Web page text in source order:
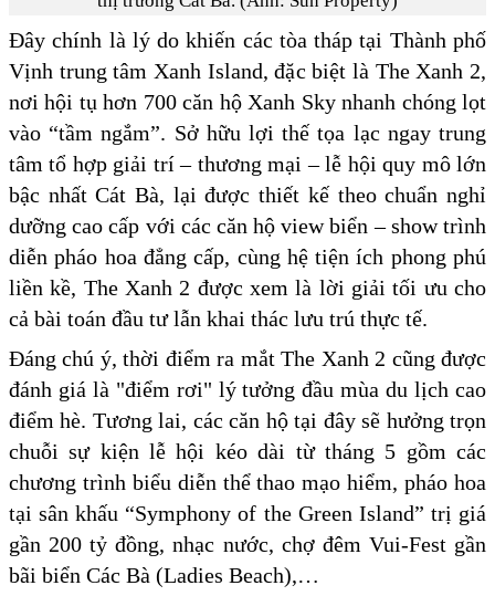
Đây chính là lý do khiến các tòa tháp tại Thành phố
Vịnh trung tâm Xanh Island, đặc biệt là The Xanh 2,
nơi hội tụ hơn 700 căn hộ Xanh Sky nhanh chóng lọt
vào “tầm ngắm”. Sở hữu lợi thế tọa lạc ngay trung
tâm tổ hợp giải trí – thương mại – lễ hội quy mô lớn
bậc nhất Cát Bà, lại được thiết kế theo chuẩn nghỉ
dưỡng cao cấp với các căn hộ view biển – show trình
diễn pháo hoa đẳng cấp, cùng hệ tiện ích phong phú
liền kề, The Xanh 2 được xem là lời giải tối ưu cho
cả bài toán đầu tư lẫn khai thác lưu trú thực tế.
Đáng chú ý, thời điểm ra mắt The Xanh 2 cũng được
đánh giá là "điểm rơi" lý tưởng đầu mùa du lịch cao
điểm hè. Tương lai, các căn hộ tại đây sẽ hưởng trọn
chuỗi sự kiện lễ hội kéo dài từ tháng 5 gồm các
chương trình biểu diễn thể thao mạo hiểm, pháo hoa
tại sân khấu “Symphony of the Green Island” trị giá
gần 200 tỷ đồng, nhạc nước, chợ đêm Vui-Fest gần
bãi biển Các Bà (Ladies Beach),…